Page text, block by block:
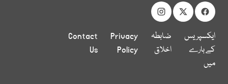
ایکسپریس
کے بارے
میں
ضابطہ
اخلاق
Privacy
Policy
Contact
Us